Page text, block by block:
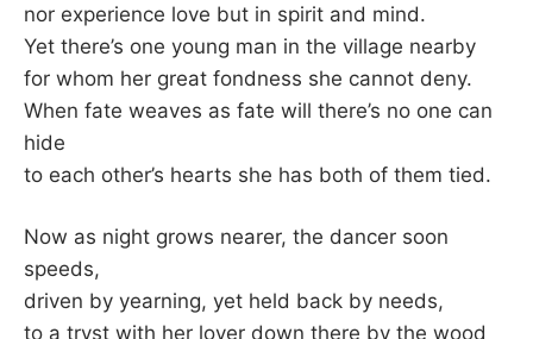
nor experience love but in spirit and mind.
Yet there’s one young man in the village nearby
for whom her great fondness she cannot deny.
When fate weaves as fate will there’s no one can
hide
to each other’s hearts she has both of them tied.
Now as night grows nearer, the dancer soon
speeds,
driven by yearning, yet held back by needs,
to a tryst with her lover down there by the wood